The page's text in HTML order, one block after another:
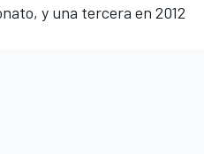
y una tercera en 2012